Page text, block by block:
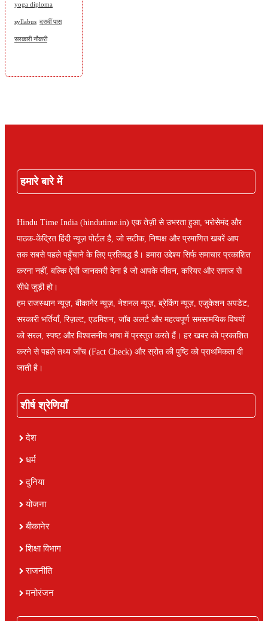
yoga diploma
syllabus दसवीं पास
सरकारी नौकरी
हमारे बारे में
Hindu Time India (hindutime.in) एक तेज़ी से उभरता हुआ, भरोसेमंद और
पाठक-केंद्रित हिंदी न्यूज़ पोर्टल है, जो सटीक, निष्पक्ष और प्रमाणित खबरें आप
तक सबसे पहले पहुँचाने के लिए प्रतिबद्ध है। हमारा उद्देश्य सिर्फ समाचार प्रकाशित
करना नहीं, बल्कि ऐसी जानकारी देना है जो आपके जीवन, करियर और समाज से
सीधे जुड़ी हो।
हम राजस्थान न्यूज़, बीकानेर न्यूज़, नेशनल न्यूज़, ब्रेकिंग न्यूज़, एजुकेशन अपडेट,
सरकारी भर्तियाँ, रिज़ल्ट, एडमिशन, जॉब अलर्ट और महत्वपूर्ण समसामयिक विषयों
को सरल, स्पष्ट और विश्वसनीय भाषा में प्रस्तुत करते हैं। हर खबर को प्रकाशित
करने से पहले तथ्य जाँच (Fact Check) और स्रोत की पुष्टि को प्राथमिकता दी
जाती है।
शीर्ष श्रेणियाँ
देश
धर्म
दुनिया
योजना
बीकानेर
शिक्षा विभाग
राजनीति
मनोरंजन